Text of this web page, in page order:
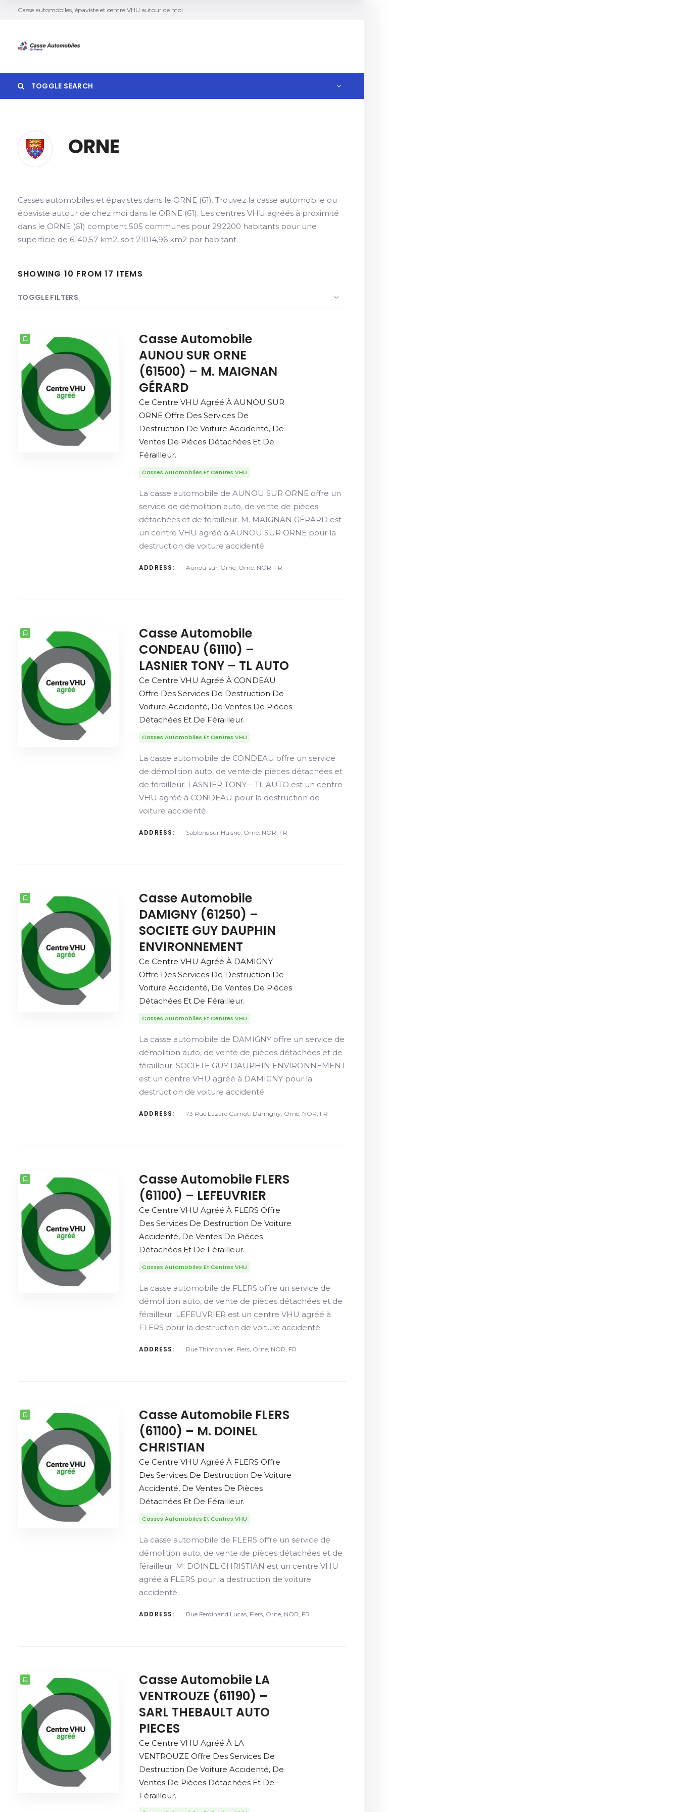
Casse automobiles, épaviste et centre VHU autour de moi
TOGGLE SEARCH
ORNE
Casses automobiles et épavistes dans le ORNE (61). Trouvez la casse automobile ou
épaviste autour de chez moi dans le ORNE (61). Les centres VHU agréés à proximité
dans le ORNE (61) comptent 505 communes pour 292200 habitants pour une
superficie de 6140,57 km2, soit 21014,96 km2 par habitant.
SHOWING 10 FROM 17 ITEMS
TOGGLE FILTERS
COUNT
Casse Automobile
AUNOU SUR ORNE
(61500) – M. MAIGNAN
GÉRARD
Ce Centre VHU Agréé À AUNOU SUR
ORNE Offre Des Services De
Destruction De Voiture Accidenté, De
Ventes De Pièces Détachées Et De
Férailleur.
Casses Automobiles Et Centres VHU
La casse automobile de AUNOU SUR ORNE offre un
service de démolition auto, de vente de pièces
détachées et de férailleur. M. MAIGNAN GÉRARD est
un centre VHU agréé à AUNOU SUR ORNE pour la
destruction de voiture accidenté.
ADDRESS: Aunou-sur-Orne, Orne, NOR, FR
Casse Automobile
CONDEAU (61110) –
LASNIER TONY – TL AUTO
Ce Centre VHU Agréé À CONDEAU
Offre Des Services De Destruction De
Voiture Accidenté, De Ventes De Pièces
Détachées Et De Férailleur.
Casses Automobiles Et Centres VHU
La casse automobile de CONDEAU offre un service
de démolition auto, de vente de pièces détachées et
de férailleur. LASNIER TONY – TL AUTO est un centre
VHU agréé à CONDEAU pour la destruction de
voiture accidenté.
ADDRESS: Sablons sur Huisne, Orne, NOR, FR
Casse Automobile
DAMIGNY (61250) –
SOCIETE GUY DAUPHIN
ENVIRONNEMENT
Ce Centre VHU Agréé À DAMIGNY
Offre Des Services De Destruction De
Voiture Accidenté, De Ventes De Pièces
Détachées Et De Férailleur.
Casses Automobiles Et Centres VHU
La casse automobile de DAMIGNY offre un service de
démolition auto, de vente de pièces détachées et de
férailleur. SOCIETE GUY DAUPHIN ENVIRONNEMENT
est un centre VHU agréé à DAMIGNY pour la
destruction de voiture accidenté.
ADDRESS: 73 Rue Lazare Carnot, Damigny, Orne, NOR, FR
Casse Automobile FLERS
(61100) – LEFEUVRIER
Ce Centre VHU Agréé À FLERS Offre
Des Services De Destruction De Voiture
Accidenté, De Ventes De Pièces
Détachées Et De Férailleur.
Casses Automobiles Et Centres VHU
La casse automobile de FLERS offre un service de
démolition auto, de vente de pièces détachées et de
férailleur. LEFEUVRIER est un centre VHU agréé à
FLERS pour la destruction de voiture accidenté.
ADDRESS: Rue Thimonnier, Flers, Orne, NOR, FR
Casse Automobile FLERS
(61100) – M. DOINEL
CHRISTIAN
Ce Centre VHU Agréé À FLERS Offre
Des Services De Destruction De Voiture
Accidenté, De Ventes De Pièces
Détachées Et De Férailleur.
Casses Automobiles Et Centres VHU
La casse automobile de FLERS offre un service de
démolition auto, de vente de pièces détachées et de
férailleur. M. DOINEL CHRISTIAN est un centre VHU
agréé à FLERS pour la destruction de voiture
accidenté.
ADDRESS: Rue Ferdinand Lucas, Flers, Orne, NOR, FR
Casse Automobile LA
VENTROUZE (61190) –
SARL THEBAULT AUTO
PIECES
Ce Centre VHU Agréé À LA
VENTROUZE Offre Des Services De
Destruction De Voiture Accidenté, De
Ventes De Pièces Détachées Et De
Férailleur.